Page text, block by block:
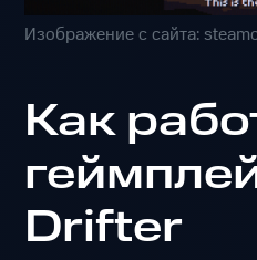
Изображение с сайта:
Как
Drifter